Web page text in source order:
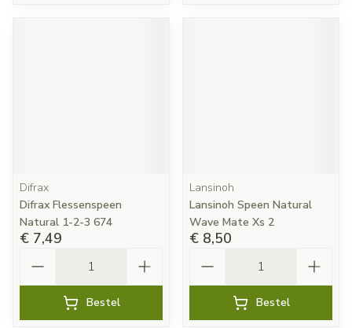
Difrax
Difrax Flessenspeen
Natural 1-2-3 674
€ 7,49
Bestel
Lansinoh
Lansinoh Speen Natural
Wave Mate Xs 2
€ 8,50
Bestel